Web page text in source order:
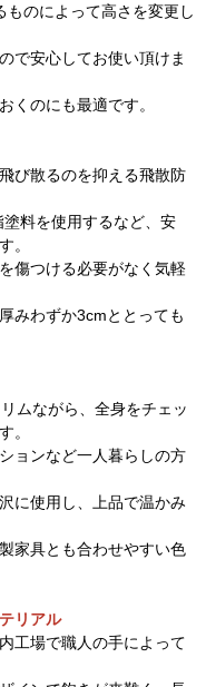
のによって高さを変更し
で安心してお使い頂けま
くのにも最適です。
び散るのを抑える飛散防
料を使用するなど、安
。
傷つける必要がなく気軽
みわずか3cmととっても
ムながら、全身をチェッ
。
ョンなど一人暮らしの方
に使用し、上品で温かみ
家具とも合わせやすい色
リアル
工場で職人の手によって